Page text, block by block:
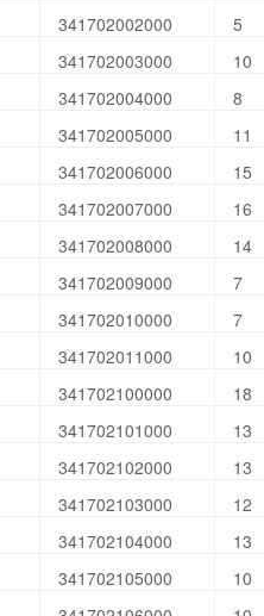
341702002000
5
341702003000
10
341702004000
8
341702005000
11
341702006000
15
341702007000
16
341702008000
14
341702009000
7
341702010000
7
341702011000
10
341702100000
18
341702101000
13
341702102000
13
341702103000
12
341702104000
13
341702105000
10